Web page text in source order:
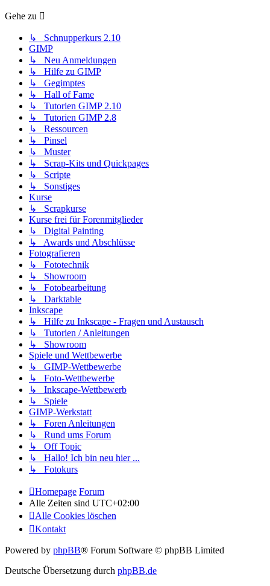
Gehe zu
↳ Schnupperkurs 2.10
GIMP
↳ Neu Anmeldungen
↳ Hilfe zu GIMP
↳ Gegimptes
↳ Hall of Fame
↳ Tutorien GIMP 2.10
↳ Tutorien GIMP 2.8
↳ Ressourcen
↳ Pinsel
↳ Muster
↳ Scrap-Kits und Quickpages
↳ Scripte
↳ Sonstiges
Kurse
↳ Scrapkurse
Kurse frei für Forenmitglieder
↳ Digital Painting
↳ Awards und Abschlüsse
Fotografieren
↳ Fototechnik
↳ Showroom
↳ Fotobearbeitung
↳ Darktable
Inkscape
↳ Hilfe zu Inkscape - Fragen und Austausch
↳ Tutorien / Anleitungen
↳ Showroom
Spiele und Wettbewerbe
↳ GIMP-Wettbewerbe
↳ Foto-Wettbewerbe
↳ Inkscape-Wettbewerb
↳ Spiele
GIMP-Werkstatt
↳ Foren Anleitungen
↳ Rund ums Forum
↳ Off Topic
↳ Hallo! Ich bin neu hier ...
↳ Fotokurs
Homepage Forum
Alle Zeiten sind UTC+02:00
Alle Cookies löschen
Kontakt
Powered by phpBB® Forum Software © phpBB Limited
Deutsche Übersetzung durch phpBB.de